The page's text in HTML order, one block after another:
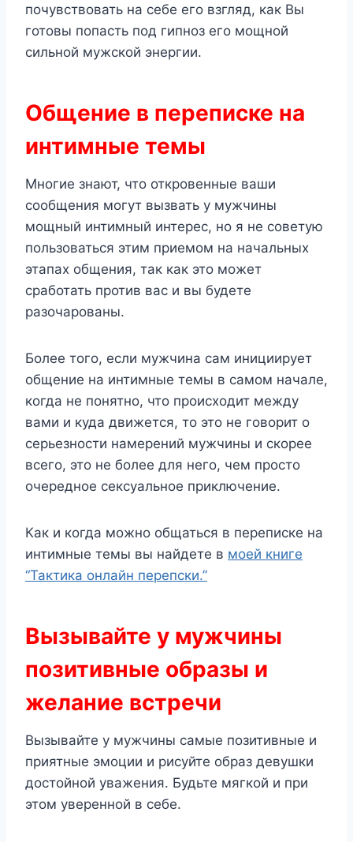
почувствовать на себе его взгляд, как Вы
готовы попасть под гипноз его мощной
сильной мужской энергии.
Общение в переписке на
интимные темы
Многие знают, что откровенные ваши
сообщения могут вызвать у мужчины
мощный интимный интерес, но я не советую
пользоваться этим приемом на начальных
этапах общения, так как это может
сработать против вас и вы будете
разочарованы.
Более того, если мужчина сам инициирует
общение на интимные темы в самом начале,
когда не понятно, что происходит между
вами и куда движется, то это не говорит о
серьезности намерений мужчины и скорее
всего, это не более для него, чем просто
очередное сексуальное приключение.
Как и когда можно общаться в переписке на
интимные темы вы найдете в моей книге
“Тактика онлайн перепски.”
Вызывайте у мужчины
позитивные образы и
желание встречи
Вызывайте у мужчины самые позитивные и
приятные эмоции и рисуйте образ девушки
достойной уважения. Будьте мягкой и при
этом уверенной в себе.